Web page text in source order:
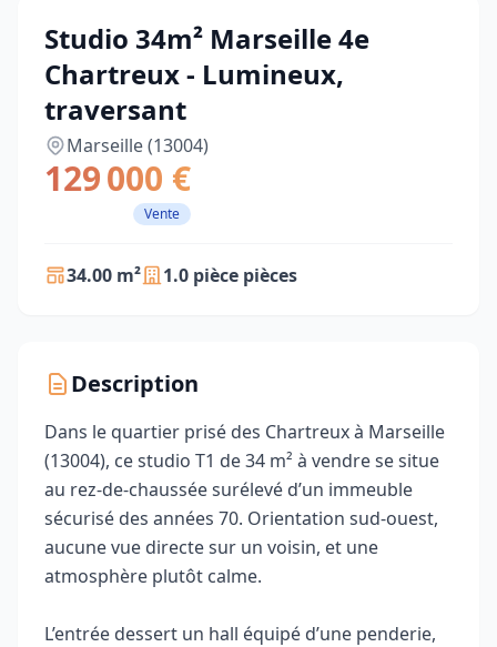
Studio 34m² Marseille 4e
Chartreux - Lumineux,
traversant
Marseille (13004)
129 000 €
Vente
34.00 m² 1.0 pièce pièces
Description
Dans le quartier prisé des Chartreux à Marseille
(13004), ce studio T1 de 34 m² à vendre se situe
au rez-de-chaussée surélevé d’un immeuble
sécurisé des années 70. Orientation sud‑ouest,
aucune vue directe sur un voisin, et une
atmosphère plutôt calme.
L’entrée dessert un hall équipé d’une penderie,